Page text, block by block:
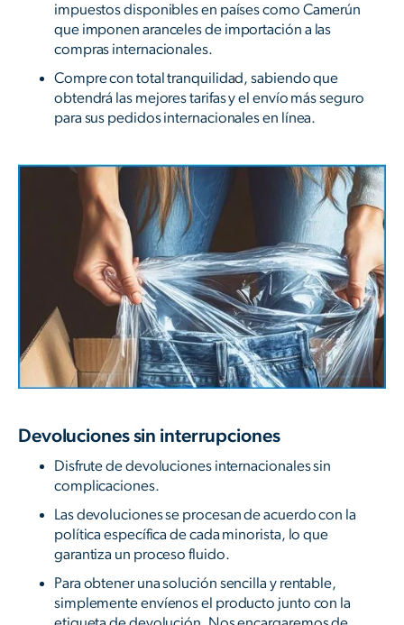
impuestos disponibles en países como Camerún
que imponen aranceles de importación a las
compras internacionales.
Compre con total tranquilidad, sabiendo que
obtendrá las mejores tarifas y el envío más seguro
para sus pedidos internacionales en línea.
Devoluciones sin interrupciones
Disfrute de devoluciones internacionales sin
complicaciones.
Las devoluciones se procesan de acuerdo con la
política específica de cada minorista, lo que
garantiza un proceso fluido.
Para obtener una solución sencilla y rentable,
simplemente envíenos el producto junto con la